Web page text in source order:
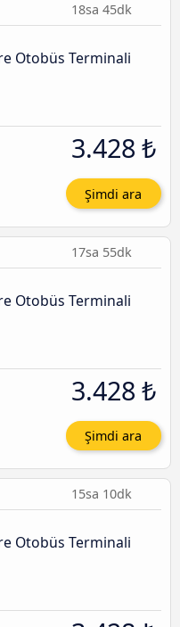
18sa 45dk
Otobüs Terminali
3.428 ₺
Şimdi ara
17sa 55dk
Otobüs Terminali
3.428 ₺
Şimdi ara
15sa 10dk
Otobüs Terminali